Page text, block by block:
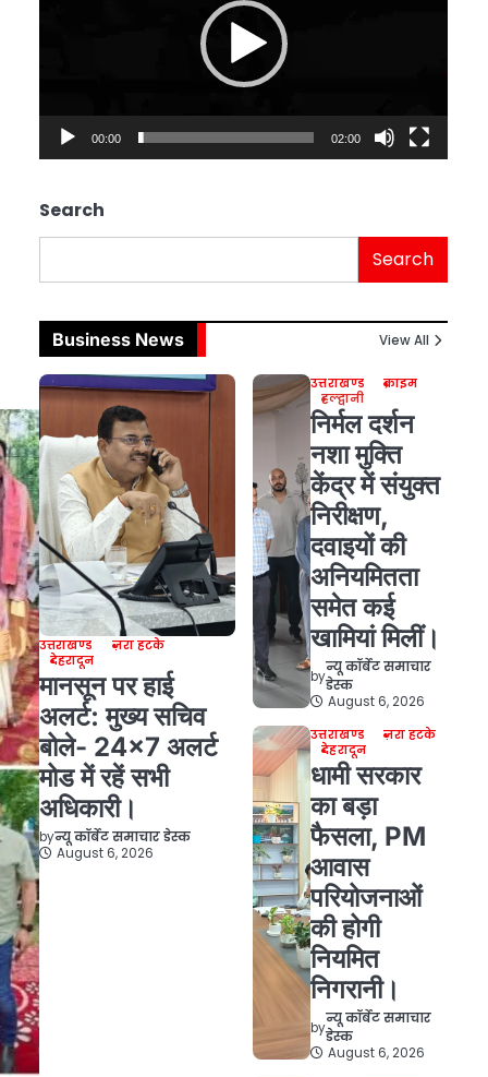
00:00 02:00
Search
Search
Business News View All
उत्तराखण्ड
ज़रा हटके
देहरादून
मानसून पर हाई
अलर्ट: मुख्य सचिव
बोले- 24×7 अलर्ट
मोड में रहें सभी
अधिकारी।
byन्यू कॉर्बेट समाचार डेस्क
August 6, 2026
उत्तराखण्ड
क्राइम
हल्द्वानी
निर्मल दर्शन
नशा मुक्ति
केंद्र में संयुक्त
निरीक्षण,
दवाइयों की
अनियमितता
समेत कई
खामियां मिलीं।
by
न्यू कॉर्बेट समाचार
डेस्क
August 6, 2026
उत्तराखण्ड
ज़रा हटके
देहरादून
धामी सरकार
का बड़ा
फैसला, PM
आवास
परियोजनाओं
की होगी
नियमित
निगरानी।
by
न्यू कॉर्बेट समाचार
डेस्क
August 6, 2026